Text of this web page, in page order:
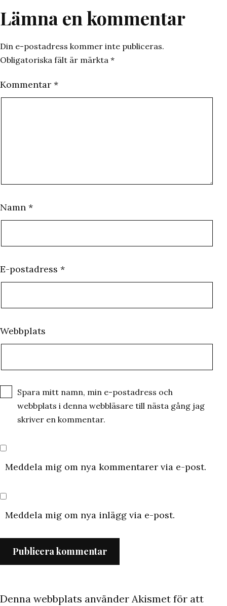
Lämna en kommentar
Din e-postadress kommer inte publiceras.
Obligatoriska fält är märkta *
Kommentar *
Namn *
E-postadress *
Webbplats
Spara mitt namn, min e-postadress och
webbplats i denna webbläsare till nästa gång jag
skriver en kommentar.
Meddela mig om nya kommentarer via e-post.
Meddela mig om nya inlägg via e-post.
Denna webbplats använder Akismet för att